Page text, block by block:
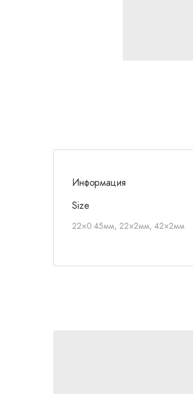
Информация
Size
22×0.45мм, 22×2мм, 42×2мм